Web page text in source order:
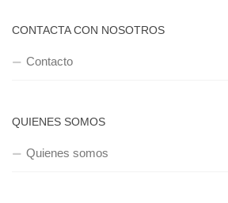
CONTACTA CON NOSOTROS
Contacto
QUIENES SOMOS
Quienes somos